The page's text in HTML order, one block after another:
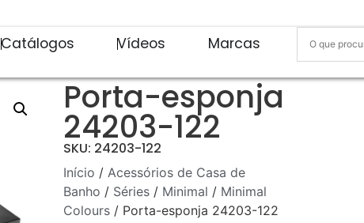
Catálogos Vídeos Marcas
Porta-esponja
24203-122
SKU: 24203-122
Início / Acessórios de Casa de
Banho / Séries/ Minimal / Minimal
Colours/ Porta-esponja 24203-122